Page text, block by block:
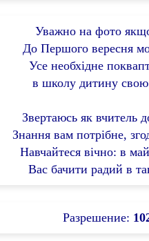
Уважно на фото
До Першого вересня
Усе необхідне
в школу дитину свою
Звертаюсь як вчитель
Знання вам потрібне,
Навчайтеся вічно: в
Вас бачити радий в
Разрешение: